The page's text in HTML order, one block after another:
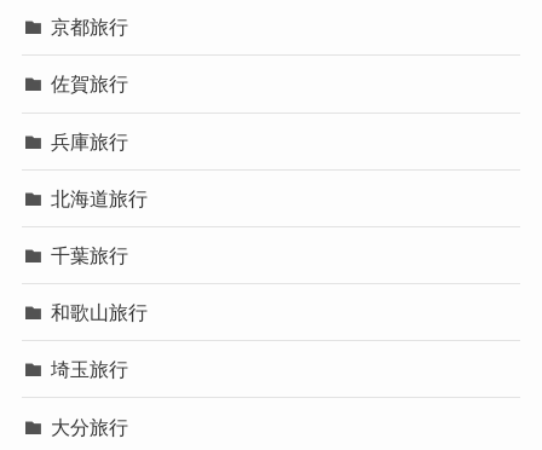
京都旅行
佐賀旅行
兵庫旅行
北海道旅行
千葉旅行
和歌山旅行
埼玉旅行
大分旅行